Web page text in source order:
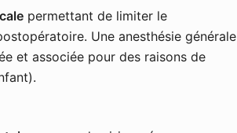
permettant de limiter le
Une anesthésie générale
et associée pour des raisons de